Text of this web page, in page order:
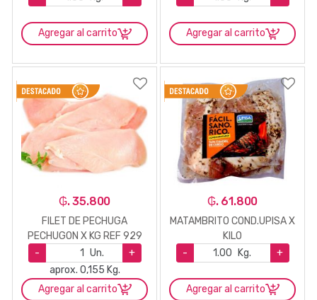
Agregar al carrito Agregar al carrito
₲. 35.800
FILET DE PECHUGA
PECHUGON X KG REF 929
-
Un.
+
aprox. 0,155 Kg.
Agregar al carrito
₲. 61.800
MATAMBRITO COND.UPISA X
KILO
-
Kg. +
Agregar al carrito